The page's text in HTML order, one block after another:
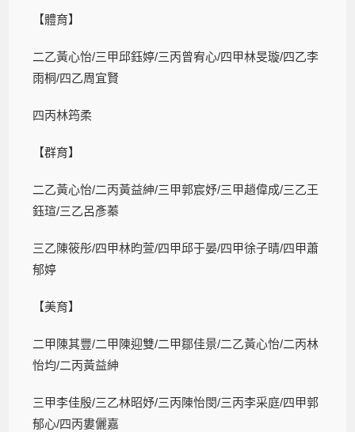
【體育】
二乙黃心怡/三甲邱鈺婷/三丙曾宥心/四甲林旻璇/四乙李
雨桐/四乙周宜賢
四丙林筠柔
【群育】
二乙黃心怡/二丙黃益紳/三甲郭宸妤/三甲趙偉成/三乙王
鈺瑄/三乙呂彥蓁
三乙陳筱彤/四甲林昀萱/四甲邱于晏/四甲徐子晴/四甲蕭
郁婷
【美育】
二甲陳其豐/二甲陳迎雙/二甲鄒佳景/二乙黃心怡/二丙林
怡均/二丙黃益紳
三甲李佳殷/三乙林昭妤/三丙陳怡閔/三丙李采庭/四甲郭
郁心/四丙婁儷嘉